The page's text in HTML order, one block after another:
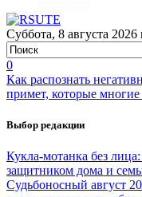
Суббота, 8 августа 2026
0
Как распознать
примет, которые
Выбор редакции
Кукла-мотанка без
защитником дома и
Судьбоносный август